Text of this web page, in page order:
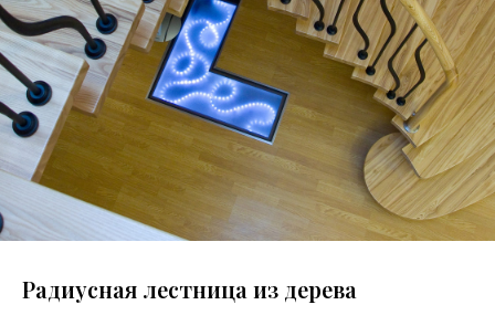
Радиусная лестница из дерева